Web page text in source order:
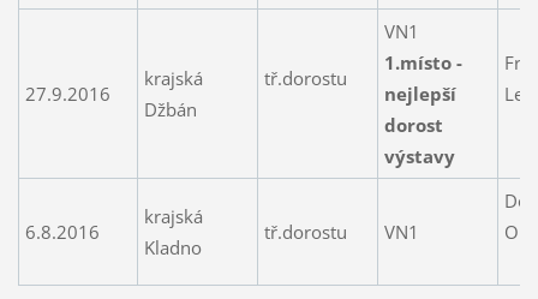
27.9.2016
krajská
Džbán
tř.dorostu
VN1
1.místo -
nejlepší
dorost
výstavy
6.8.2016
krajská
Kladno
tř.dorostu VN1